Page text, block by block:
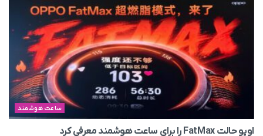
ساعت هوشمند
اوپو حالت FatMax را برای ساعت هوشمند معرفی کرد